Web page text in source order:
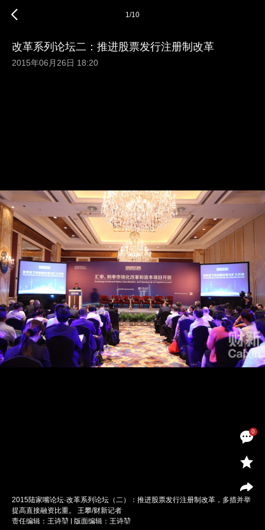
0
1/10
改革系列论坛二：推进股票发行注册制改革
2015年06月26日 18:20
2015陆家嘴论坛·改革系列论坛（二）：推进股票发行注册制改革，多措并举
提高直接融资比重。 王攀/财新记者
责任编辑：王诗堃 | 版面编辑：王诗堃